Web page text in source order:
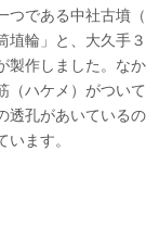
つである中社古墳
埴輪」と、大久手
製作しました。な
（ハケメ）がつい
透孔があいている
います。